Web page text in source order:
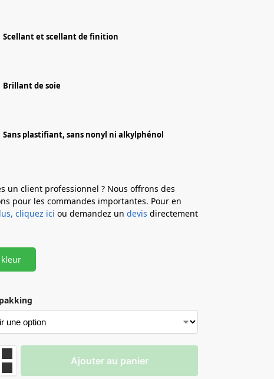
Scellant et scellant de finition
Brillant de soie
Sans plastifiant, sans nonyl ni alkylphénol
un client professionnel ? Nous offrons des
pour les commandes importantes. Pour en
cliquez ici ou demandez undevis directement
kleur
Ajouter au panier